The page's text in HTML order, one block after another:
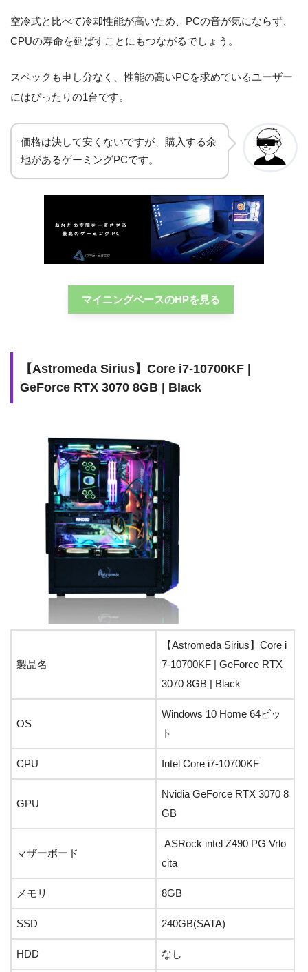
空冷式と比べて冷却性能が高いため、PCの音が気にならず、
CPUの寿命を延ばすことにもつながるでしょう。
スペックも申し分なく、性能の高いPCを求めているユーザー
にはぴったりの1台です。
価格は決して安くないですが、購入する余
地があるゲーミングPCです。
マイニングベースのHPを見る
【Astromeda Sirius】Core i7-10700KF |
GeForce RTX 3070 8GB | Black
製品名
【Astromeda Sirius】Core i
7-10700KF | GeForce RTX
3070 8GB | Black
OS
Windows 10 Home 64ビッ
ト
CPU Intel Core i7-10700KF
GPU
Nvidia GeForce RTX 3070 8
GB
マザーボード
ASRock intel Z490 PG Vrlo
cita
メモリ 8GB
SSD 240GB(SATA)
HDD なし